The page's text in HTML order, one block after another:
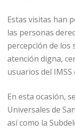
Estas visitas han
las personas
percepción de los
atención digna,
usuarios del IMSS
En esta ocasión,
Universales de
así como la